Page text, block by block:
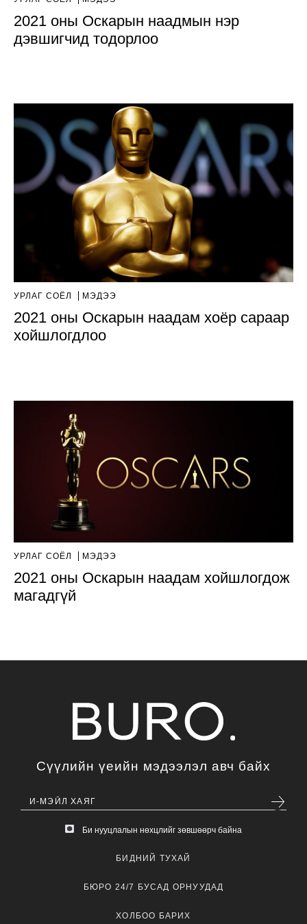
2021 оны Оскарын наадмын нэр
дэвшигчид тодорлоо
УРЛАГ СОЁЛ МЭДЭЭ
2021 оны Оскарын наадам хоёр сараар
хойшлогдлоо
УРЛАГ СОЁЛ МЭДЭЭ
2021 оны Оскарын наадам хойшлогдож
магадгүй
Сүүлийн үеийн мэдээлэл авч байх
Би нууцлалын нөхцлийг зөвшөөрч байна
БИДНИЙ ТУХАЙ
БЮРО 24/7 БУСАД ОРНУУДАД
ХОЛБОО БАРИХ